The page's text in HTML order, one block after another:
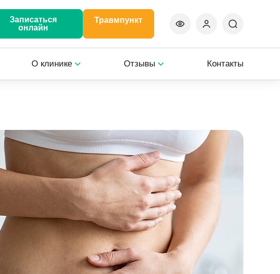
Записаться
онлайн
Травмпункт
О клинике Отзывы Контакты